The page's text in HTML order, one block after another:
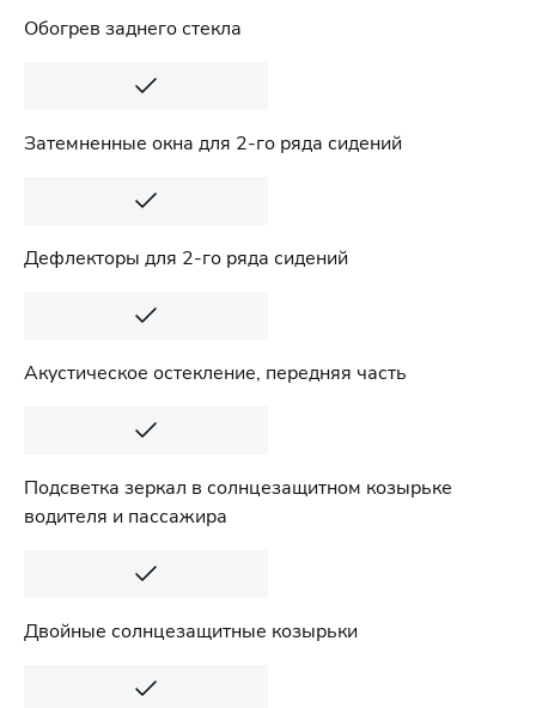
Обогрев заднего стекла
Затемненные окна для 2-го ряда сидений
Дефлекторы для 2-го ряда сидений
Акустическое остекление, передняя часть
Подсветка зеркал в солнцезащитном козырьке
водителя и пассажира
Двойные солнцезащитные козырьки